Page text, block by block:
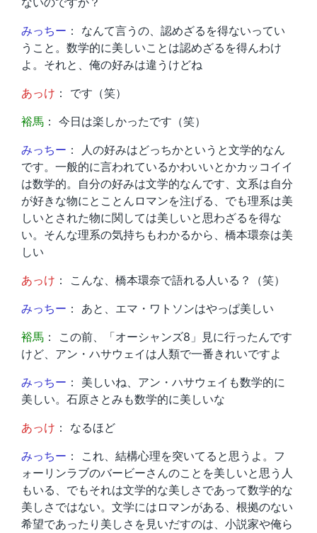
みっちー ： なんて言うの、認めざるを得ないってい
うこと。数学的に美しいことは認めざるを得んわけ
よ。それと、俺の好みは違うけどね
あっけ ： です（笑）
裕馬 ： 今日は楽しかったです（笑）
みっちー ： 人の好みはどっちかというと文学的なん
です。一般的に言われているかわいいとかカッコイイ
は数学的。自分の好みは文学的なんです、文系は自分
が好きな物にとことんロマンを注げる、でも理系は美
しいとされた物に関しては美しいと思わざるを得な
い。そんな理系の気持ちもわかるから、橋本環奈は美
しい
あっけ ： こんな、橋本環奈で語れる人いる？（笑）
みっちー ： あと、エマ・ワトソンはやっぱ美しい
裕馬 ： この前、「オーシャンズ8」見に行ったんです
けど、アン・ハサウェイは人類で一番きれいですよ
みっちー ： 美しいね、アン・ハサウェイも数学的に
美しい。石原さとみも数学的に美しいな
あっけ ： なるほど
みっちー ： これ、結構心理を突いてると思うよ。フ
ォーリンラブのバービーさんのことを美しいと思う人
もいる、でもそれは文学的な美しさであって数学的な
美しさではない。文学にはロマンがある、根拠のない
希望であったり美しさを見いだすのは、小説家や俺ら